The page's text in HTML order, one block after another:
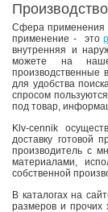
Сфера применения
применение - это
внутренняя и
можете на
производственные
для удобства
спросом
под товар,
Klv-cennik
доставку готовой
производитель с
материалами,
собственной
В каталогах на
размеров и прочих